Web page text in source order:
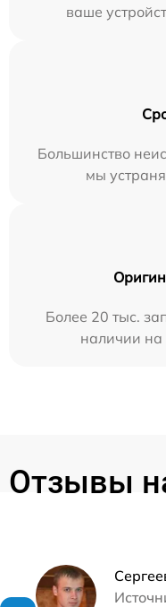
ваше
Большинство
мы
Более 20 тыс.
наличии на
Отзывы